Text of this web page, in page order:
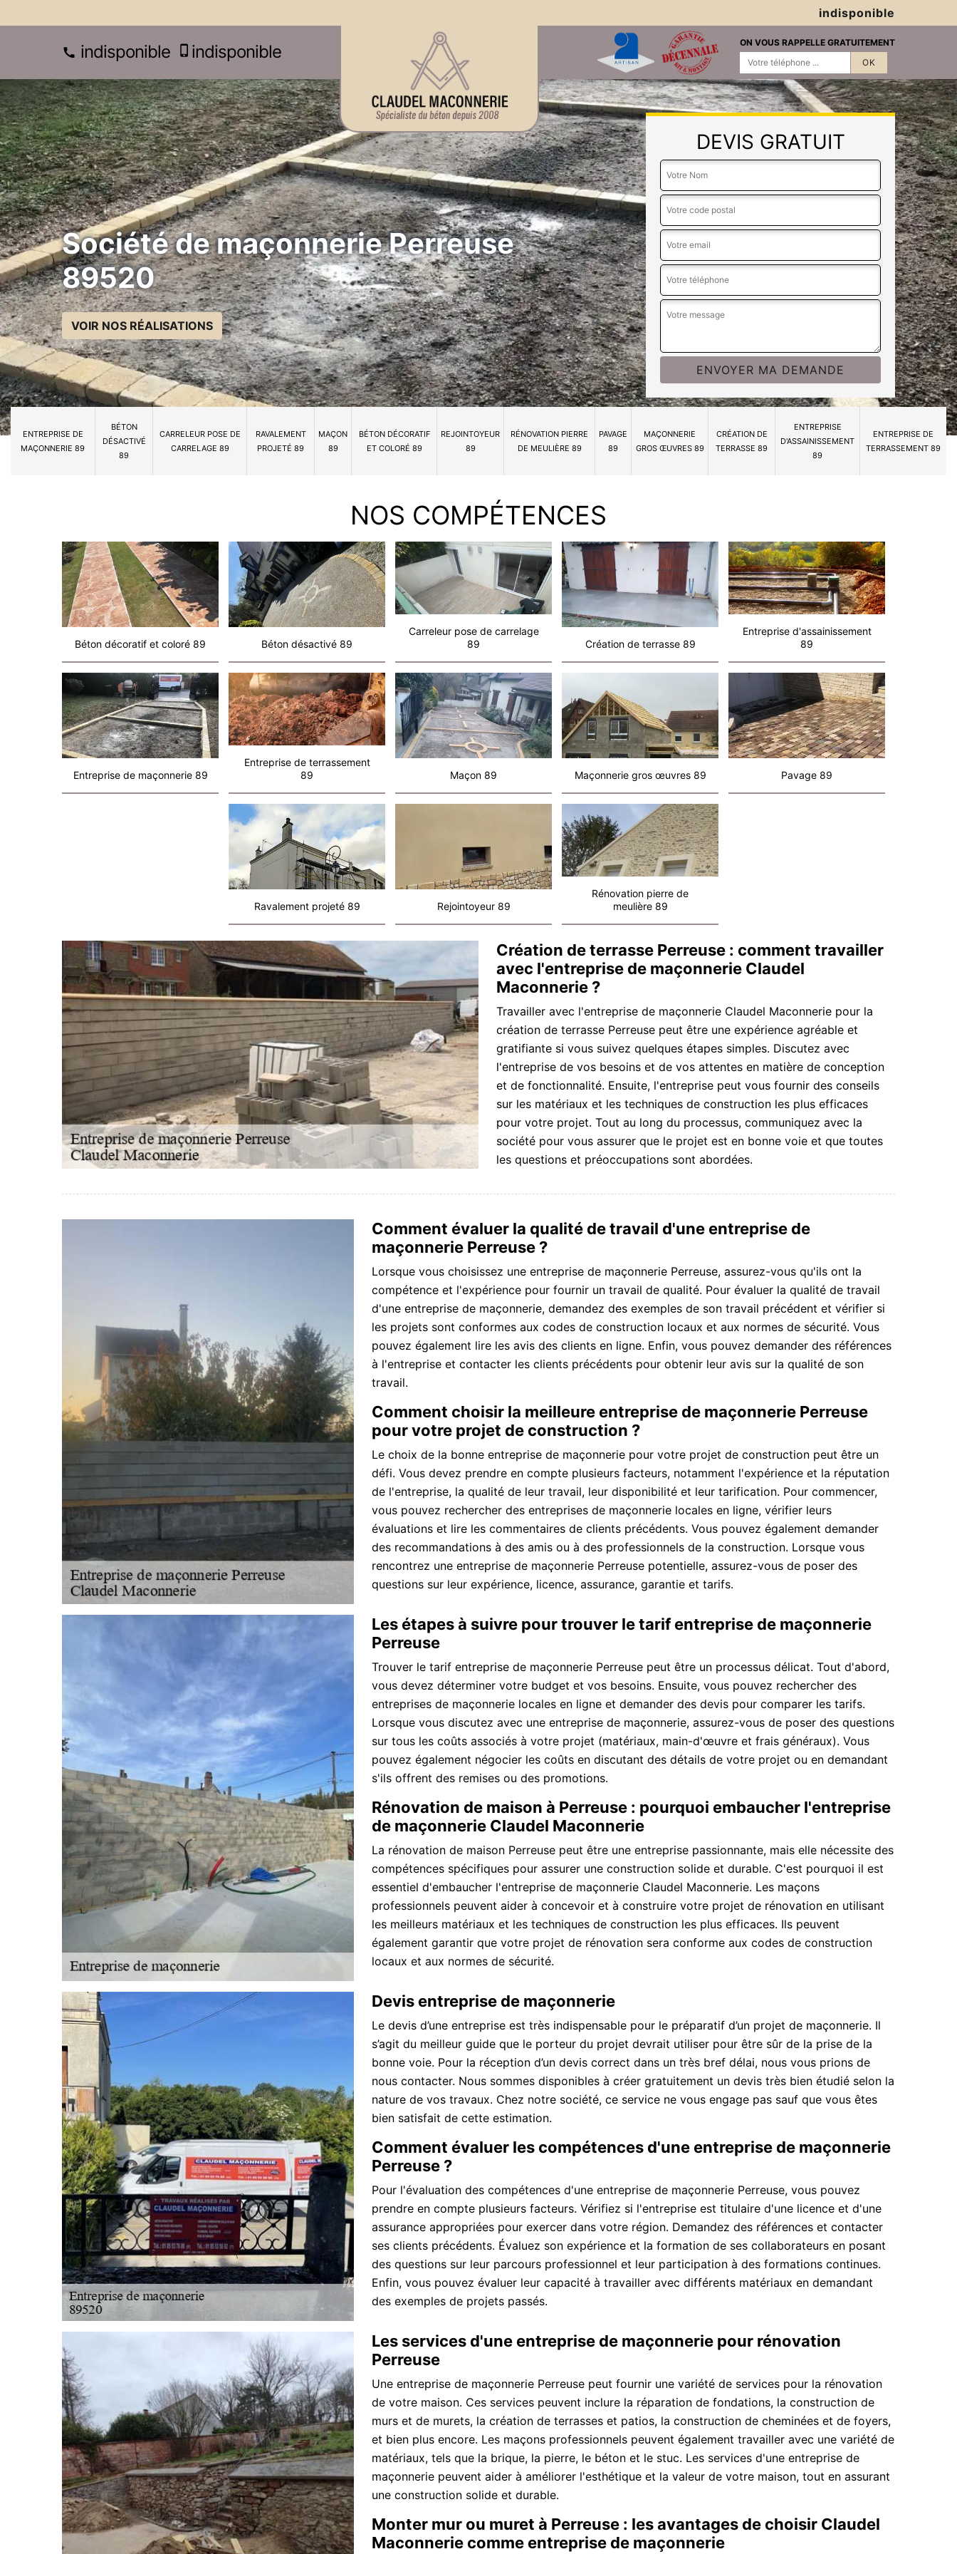
indisponible
indisponible indisponible ON VOUS RAPPELLE GRATUITEMENT
Société de maçonnerie Perreuse
89520
VOIR NOS RÉALISATIONS
DEVIS GRATUIT
ENTREPRISE DE
MAÇONNERIE 89
BÉTON
DÉSACTIVÉ
89
CARRELEUR POSE DE
CARRELAGE 89
RAVALEMENT
PROJETÉ 89
MAÇON
89
BÉTON DÉCORATIF
ET COLORÉ 89
REJOINTOYEUR
89
RÉNOVATION PIERRE
DE MEULIÈRE 89
PAVAGE
89
MAÇONNERIE
GROS ŒUVRES 89
CRÉATION DE
TERRASSE 89
ENTREPRISE
D'ASSAINISSEMENT
89
ENTREPRISE DE
TERRASSEMENT 89
NOS COMPÉTENCES
Béton décoratif et coloré 89 Béton désactivé 89
Carreleur pose de carrelage
89
Création de terrasse 89
Entreprise d'assainissement
89
Entreprise de maçonnerie 89
Entreprise de terrassement
89
Maçon 89 Maçonnerie gros œuvres 89 Pavage 89
Ravalement projeté 89 Rejointoyeur 89
Rénovation pierre de
meulière 89
Création de terrasse Perreuse : comment travailler
avec l'entreprise de maçonnerie Claudel
Maconnerie ?
Travailler avec l'entreprise de maçonnerie Claudel Maconnerie pour la
création de terrasse Perreuse peut être une expérience agréable et
gratifiante si vous suivez quelques étapes simples. Discutez avec
l'entreprise de vos besoins et de vos attentes en matière de conception
et de fonctionnalité. Ensuite, l'entreprise peut vous fournir des conseils
sur les matériaux et les techniques de construction les plus efficaces
pour votre projet. Tout au long du processus, communiquez avec la
société pour vous assurer que le projet est en bonne voie et que toutes
les questions et préoccupations sont abordées.
Comment évaluer la qualité de travail d'une entreprise de
maçonnerie Perreuse ?
Lorsque vous choisissez une entreprise de maçonnerie Perreuse, assurez-vous qu'ils ont la
compétence et l'expérience pour fournir un travail de qualité. Pour évaluer la qualité de travail
d'une entreprise de maçonnerie, demandez des exemples de son travail précédent et vérifier si
les projets sont conformes aux codes de construction locaux et aux normes de sécurité. Vous
pouvez également lire les avis des clients en ligne. Enfin, vous pouvez demander des références
à l'entreprise et contacter les clients précédents pour obtenir leur avis sur la qualité de son
travail.
Comment choisir la meilleure entreprise de maçonnerie Perreuse
pour votre projet de construction ?
Le choix de la bonne entreprise de maçonnerie pour votre projet de construction peut être un
défi. Vous devez prendre en compte plusieurs facteurs, notamment l'expérience et la réputation
de l'entreprise, la qualité de leur travail, leur disponibilité et leur tarification. Pour commencer,
vous pouvez rechercher des entreprises de maçonnerie locales en ligne, vérifier leurs
évaluations et lire les commentaires de clients précédents. Vous pouvez également demander
des recommandations à des amis ou à des professionnels de la construction. Lorsque vous
rencontrez une entreprise de maçonnerie Perreuse potentielle, assurez-vous de poser des
questions sur leur expérience, licence, assurance, garantie et tarifs.
Les étapes à suivre pour trouver le tarif entreprise de maçonnerie
Perreuse
Trouver le tarif entreprise de maçonnerie Perreuse peut être un processus délicat. Tout d'abord,
vous devez déterminer votre budget et vos besoins. Ensuite, vous pouvez rechercher des
entreprises de maçonnerie locales en ligne et demander des devis pour comparer les tarifs.
Lorsque vous discutez avec une entreprise de maçonnerie, assurez-vous de poser des questions
sur tous les coûts associés à votre projet (matériaux, main-d'œuvre et frais généraux). Vous
pouvez également négocier les coûts en discutant des détails de votre projet ou en demandant
s'ils offrent des remises ou des promotions.
Rénovation de maison à Perreuse : pourquoi embaucher l'entreprise
de maçonnerie Claudel Maconnerie
La rénovation de maison Perreuse peut être une entreprise passionnante, mais elle nécessite des
compétences spécifiques pour assurer une construction solide et durable. C'est pourquoi il est
essentiel d'embaucher l'entreprise de maçonnerie Claudel Maconnerie. Les maçons
professionnels peuvent aider à concevoir et à construire votre projet de rénovation en utilisant
les meilleurs matériaux et les techniques de construction les plus efficaces. Ils peuvent
également garantir que votre projet de rénovation sera conforme aux codes de construction
locaux et aux normes de sécurité.
Devis entreprise de maçonnerie
Le devis d’une entreprise est très indispensable pour le préparatif d’un projet de maçonnerie. Il
s’agit du meilleur guide que le porteur du projet devrait utiliser pour être sûr de la prise de la
bonne voie. Pour la réception d’un devis correct dans un très bref délai, nous vous prions de
nous contacter. Nous sommes disponibles à créer gratuitement un devis très bien étudié selon la
nature de vos travaux. Chez notre société, ce service ne vous engage pas sauf que vous êtes
bien satisfait de cette estimation.
Comment évaluer les compétences d'une entreprise de maçonnerie
Perreuse ?
Pour l'évaluation des compétences d'une entreprise de maçonnerie Perreuse, vous pouvez
prendre en compte plusieurs facteurs. Vérifiez si l'entreprise est titulaire d'une licence et d'une
assurance appropriées pour exercer dans votre région. Demandez des références et contacter
ses clients précédents. Évaluez son expérience et la formation de ses collaborateurs en posant
des questions sur leur parcours professionnel et leur participation à des formations continues.
Enfin, vous pouvez évaluer leur capacité à travailler avec différents matériaux en demandant
des exemples de projets passés.
Les services d'une entreprise de maçonnerie pour rénovation
Perreuse
Une entreprise de maçonnerie Perreuse peut fournir une variété de services pour la rénovation
de votre maison. Ces services peuvent inclure la réparation de fondations, la construction de
murs et de murets, la création de terrasses et patios, la construction de cheminées et de foyers,
et bien plus encore. Les maçons professionnels peuvent également travailler avec une variété de
matériaux, tels que la brique, la pierre, le béton et le stuc. Les services d'une entreprise de
maçonnerie peuvent aider à améliorer l'esthétique et la valeur de votre maison, tout en assurant
une construction solide et durable.
Monter mur ou muret à Perreuse : les avantages de choisir Claudel
Maconnerie comme entreprise de maçonnerie